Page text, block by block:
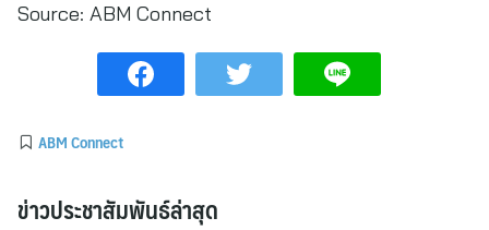
Source: ABM Connect
ABM Connect
ข่าวประชาสัมพันธ์ล่าสุด